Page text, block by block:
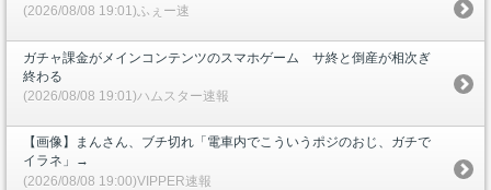
(2026/08/08 19:01)ふぇー速
ガチャ課金がメインコンテンツのスマホゲーム サ終と倒産が相次ぎ
終わる
(2026/08/08 19:01)ハムスター速報
【画像】まんさん、ブチ切れ「電車内でこういうポジのおじ、ガチで
イラネ」→
(2026/08/08 19:00)VIPPER速報